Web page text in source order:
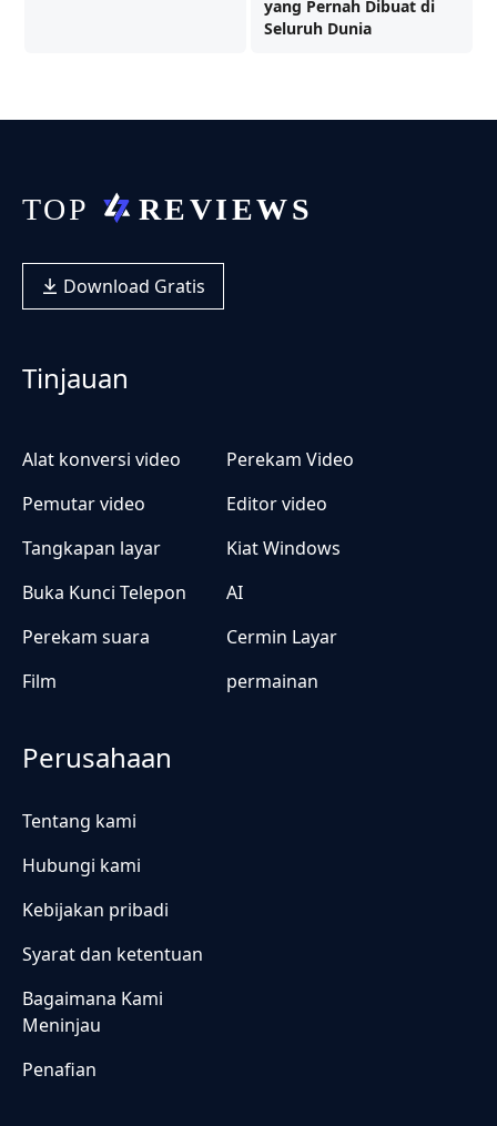
yang Pernah Dibuat di
Seluruh Dunia
Download Gratis
Tinjauan
Alat konversi video
Perekam Video
Pemutar video
Editor video
Tangkapan layar
Kiat Windows
Buka Kunci Telepon
AI
Perekam suara
Cermin Layar
Film
permainan
Perusahaan
Tentang kami
Hubungi kami
Kebijakan pribadi
Syarat dan ketentuan
Bagaimana Kami
Meninjau
Penafian